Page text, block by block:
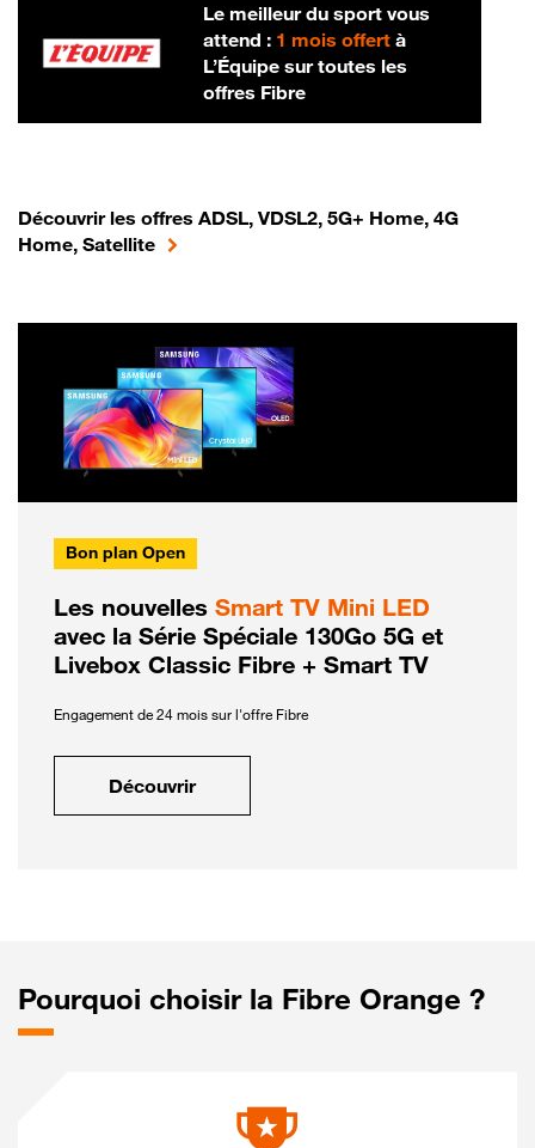
Le meilleur du sport vous
attend : 1 mois offertà
L’Équipe sur toutes les
offres Fibre
Découvrir les offres ADSL, VDSL2, 5G+ Home, 4G
Home, Satellite
Bon plan Open
Les nouvelles Smart TV Mini LED
avec la Série Spéciale 130Go 5G et
Livebox Classic Fibre + Smart TV
Engagement de 24 mois sur l'offre Fibre
Découvrir
Pourquoi choisir la Fibre Orange ?